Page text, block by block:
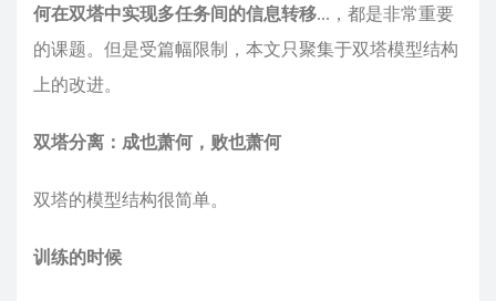
何在双塔中实现多任务间的信息转移...，都是非常重要
的课题。但是受篇幅限制，本文只聚集于双塔模型结构
上的改进。
双塔分离：成也萧何，败也萧何
双塔的模型结构很简单。
训练的时候